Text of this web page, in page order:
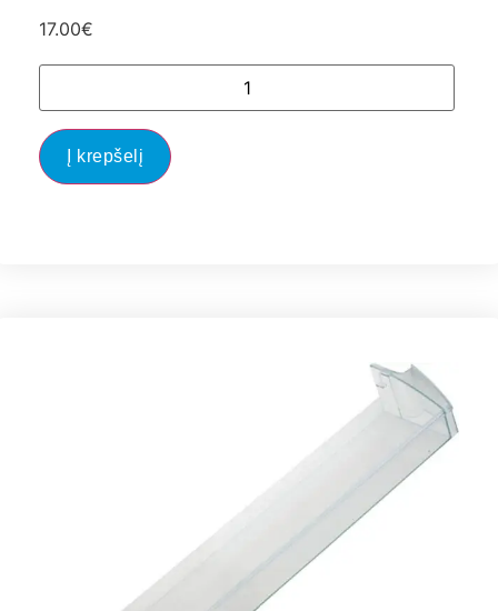
17.00€
Į krepšelį